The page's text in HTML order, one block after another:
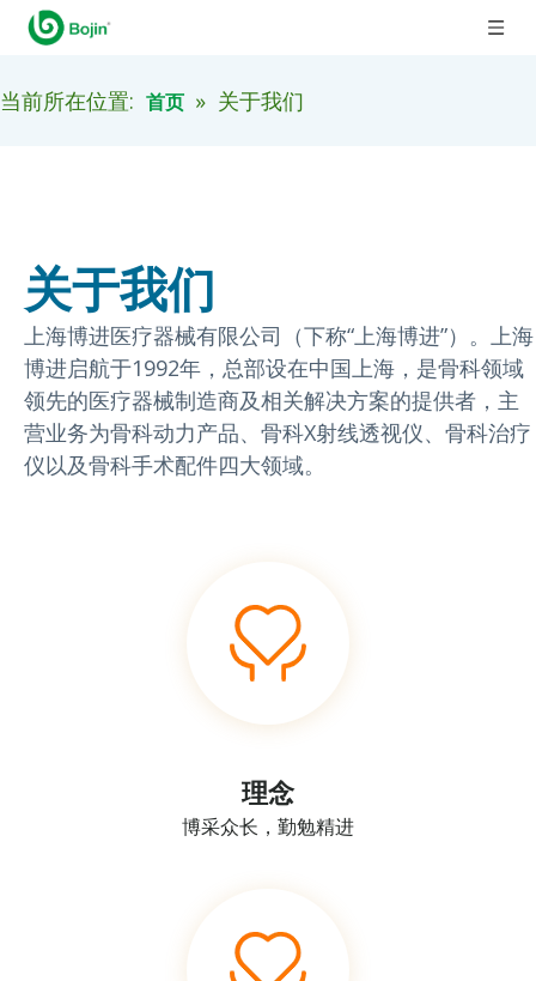
当前所在位置: 首页 » 关于我们
关于我们
上海博进医疗器械有限公司（下称“上海博进”）。上海
博进启航于1992年，总部设在中国上海，是骨科领域
领先的医疗器械制造商及相关解决方案的提供者，主
营业务为骨科动力产品、骨科X射线透视仪、骨科治疗
仪以及骨科手术配件四大领域。
理念
博采众长，勤勉精进